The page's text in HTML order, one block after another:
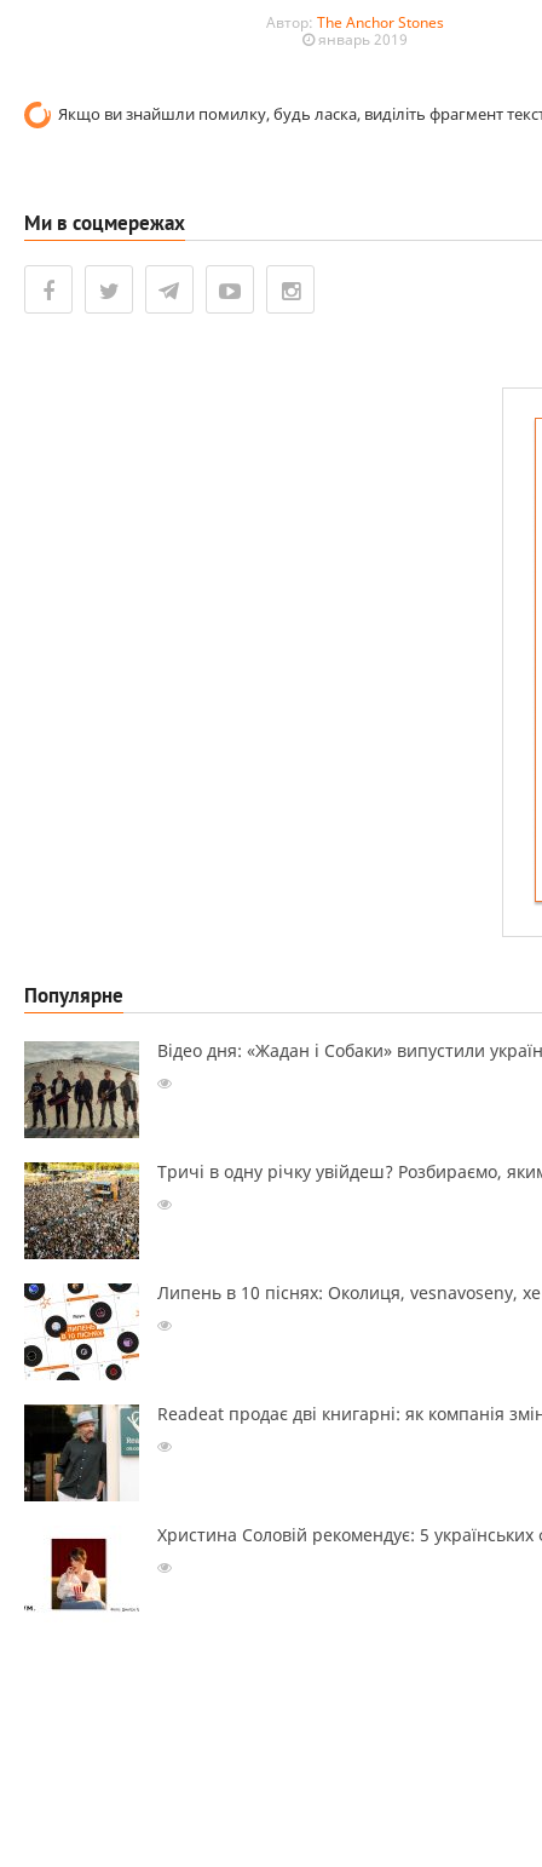
Автор: The Anchor Stones
январь 2019
Якщо ви знайшли помилку, будь ласка, виділіть фрагмент
Ми в соцмережах
Популярне
Відео дня: «Жадан і Собаки» випустили
Тричі в одну річку увійдеш? Розбираємо,
Липень в 10 піснях: Околиця, vesnavoseny,
Readeat продає дві книгарні: як компанія
Христина Соловій рекомендує: 5 українських